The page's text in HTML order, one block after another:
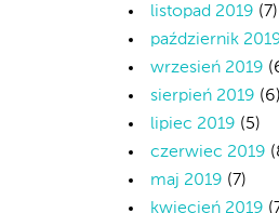
listopad 2019 (7)
październik
wrzesień 2019
sierpień 2019 (6)
lipiec 2019 (5)
czerwiec 2019
maj 2019 (7)
kwiecień 2019